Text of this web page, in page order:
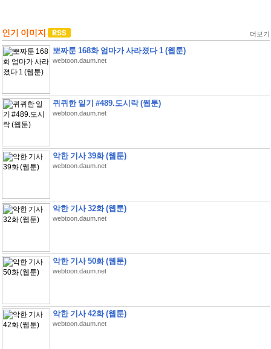
인기 이미지 더보기
뽀짜툰 168화 엄마가 사라졌다 1 (웹툰)
webtoon.daum.net
퀴퀴한 일기 #489.도시락 (웹툰)
webtoon.daum.net
악한 기사 39화 (웹툰)
webtoon.daum.net
악한 기사 32화 (웹툰)
webtoon.daum.net
악한 기사 50화 (웹툰)
webtoon.daum.net
악한 기사 42화 (웹툰)
webtoon.daum.net